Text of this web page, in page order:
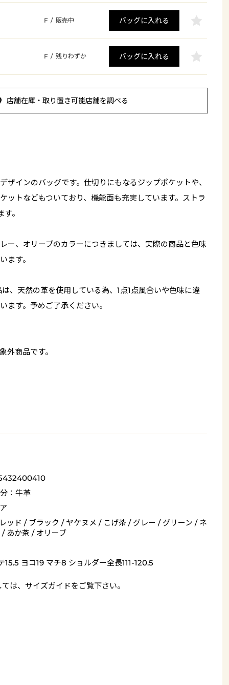
F / 販売中 バッグに入れる
F / 残りわずか バッグに入れる
店舗在庫・取り置き可能店舗を調べる
ザインのバッグです。仕切りにもなるジップポケットや、
ットなどもついており、機能面も充実しています。ストラ
。
ー、オリーブのカラーにつきましては、実際の商品と色味
ます。
、天然の革を使用している為、1点1点風合いや色味に違
ます。予めご了承ください。
外商品です。
：牛革
ッド / ブラック / ヤケヌメ / こげ茶 / グレー / グリーン / ネ
/ あか茶 / オリーブ
15.5 ヨコ19 マチ8 ショルダー全長111-120.5
は、 サイズガイドをご覧下さい。